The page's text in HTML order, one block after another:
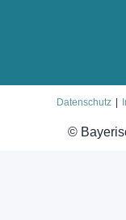
Datenschutz
©